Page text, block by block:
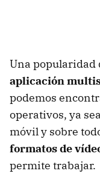
Una popularidad
aplicación
podemos
operativos, ya
móvil y sobre
formatos de
permite trabajar.